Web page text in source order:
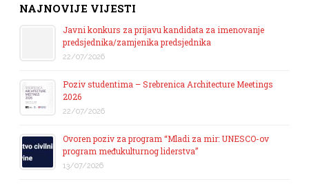
NAJNOVIJE VIJESTI
Javni konkurs za prijavu kandidata za imenovanje
predsjednika/zamjenika predsjednika
22/07/2026
Poziv studentima – Srebrenica Architecture Meetings
2026
22/07/2026
Ovoren poziv za program “Mladi za mir: UNESCO-ov
program međukulturnog liderstva”
13/07/2026